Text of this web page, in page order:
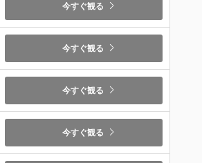
今すぐ観る
今すぐ観る
今すぐ観る
今すぐ観る